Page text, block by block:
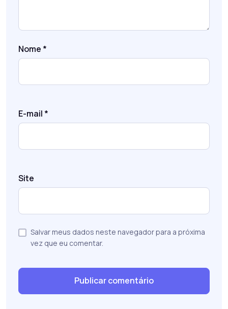
Nome *
E-mail *
Site
Salvar meus dados neste navegador para a próxima
vez que eu comentar.